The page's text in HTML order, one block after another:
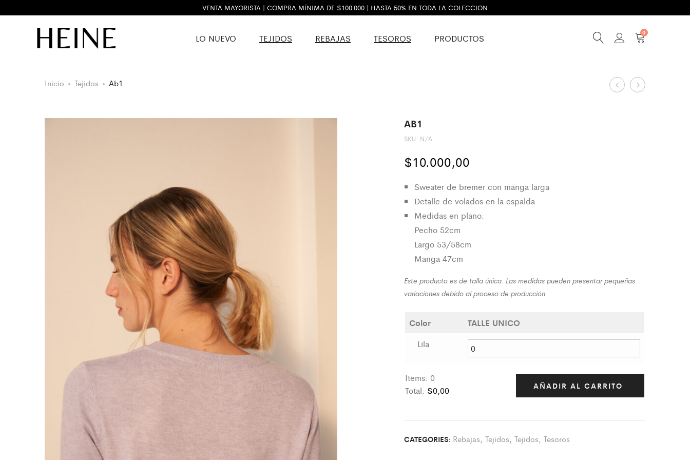
VENTA MAYORISTA | COMPRA MÍNIMA DE $100.000 | HASTA 50% EN TODA LA COLECCION
LO NUEVO TEJIDOS REBAJAS TESOROS PRODUCTOS
0
Inicio Tejidos Ab1
Product
AB5A217
AB1
SKU: N/A
$10.000,00
Sweater de bremer con manga larga
Detalle de volados en la espalda
Medidas en plano:
Pecho 52cm
Largo 53/58cm
Manga 47cm
Este producto es de talla única. Las medidas pueden presentar pequeñas
variaciones debido al proceso de producción.
Color
TALLE UNICO
Lila
Items: 0
Total: $0,00
e
AÑADIR AL CARRITO
CATEGORIES: Rebajas, Tejidos, Tejidos, Tesoros